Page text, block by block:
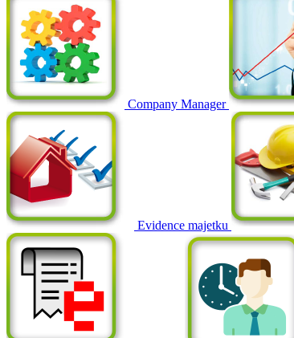
Company Manager
Evidence majetku